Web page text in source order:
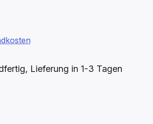
Lieferung in 1-3 Tagen